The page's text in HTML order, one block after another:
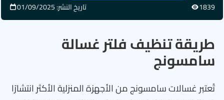
1839 تاريخ النشر: 01/09/2025
طريقة تنظيف فلتر غسالة
سامسونج
تُعتبر غسالات سامسونج من الأجهزة المنزلية الأكثر انتشارًا